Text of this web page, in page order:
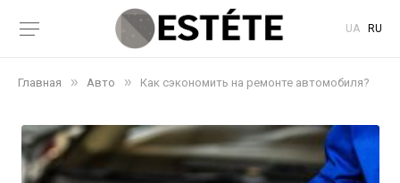
UA RU
Главная » Авто » Как сэкономить на ремонте автомобиля?